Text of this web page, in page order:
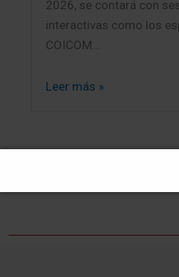
2026, se contará con
interactivas como los
COICOM…
Leer más »